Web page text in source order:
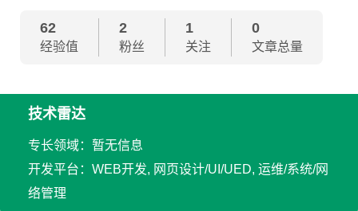
62
经验值
2
粉丝
1
关注
0
文章总量
技术雷达
专长领域：暂无信息
开发平台：WEB开发, 网页设计/UI/UED, 运维/系统/网
络管理